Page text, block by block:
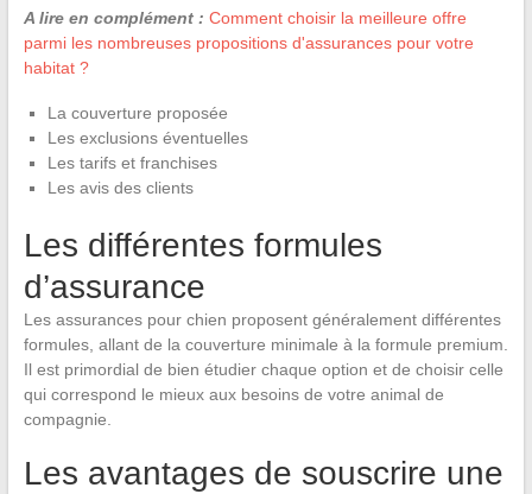
A lire en complément : Comment choisir la meilleure offre
parmi les nombreuses propositions d'assurances pour votre
habitat ?
La couverture proposée
Les exclusions éventuelles
Les tarifs et franchises
Les avis des clients
Les différentes formules
d’assurance
Les assurances pour chien proposent généralement différentes
formules, allant de la couverture minimale à la formule premium.
Il est primordial de bien étudier chaque option et de choisir celle
qui correspond le mieux aux besoins de votre animal de
compagnie.
Les avantages de souscrire une